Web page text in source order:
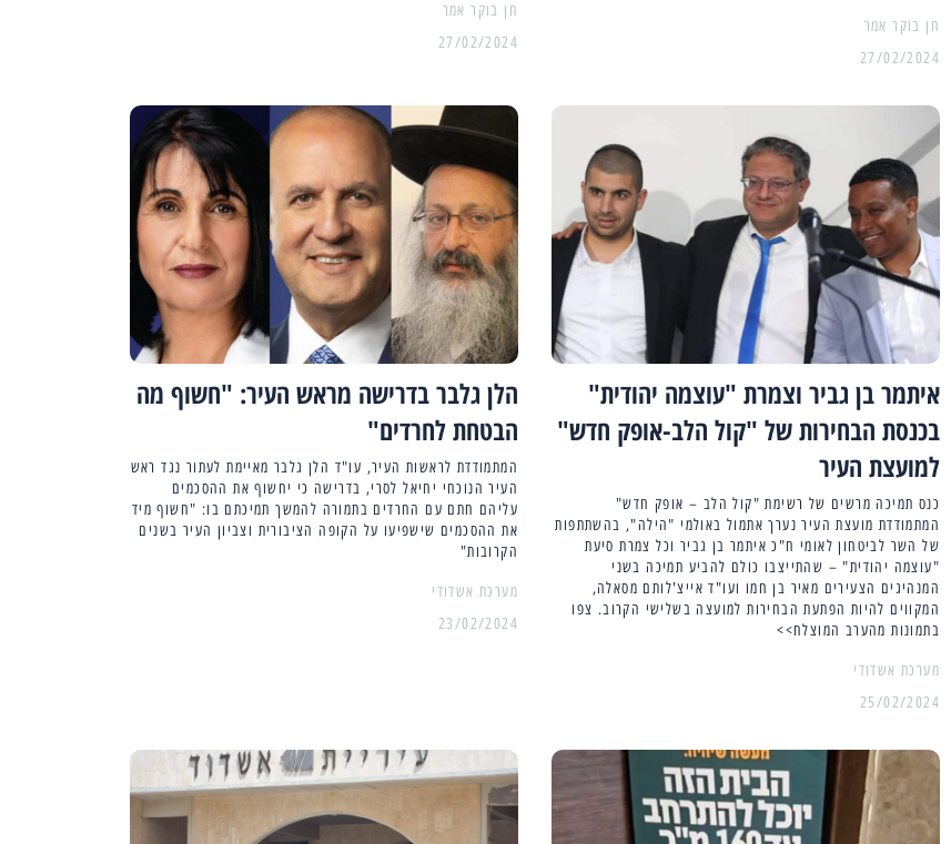
27/02/2024
27/02/2024
איתמר בן גביר וצמרת "עוצמה יהודית"
בכנסת הבחירות של "קול הלב-אופק חדש"
למועצת העיר
כנס תמיכה מרשים של רשימת "קול הלב – אופק חדש"
המתמודדת מועצת העיר נערך אתמול באולמי "הילה", בהשתתפות
של השר לביטחון לאומי ח"כ איתמר בן גביר וכל צמרת סיעת
"עוצמה יהודית" – שהתייצבו כולם להביע תמיכה בשני
המנהיגים הצעירים מאיר בן חמו ועו"ד אייצ'לותם מסאלה,
המקווים להיות הפתעת הבחירות למועצה בשלישי הקרוב. צפו
בתמונות מהערב המוצלח>>
מערכת אשדודי
25/02/2024
הלן גלבר בדרישה מראש העיר: "חשוף מה
הבטחת לחרדים"
המתמודדת לראשות העיר, עו"ד הלן גלבר מאיימת לעתור נגד ראש
העיר הנוכחי יחיאל לסרי, בדרישה כי יחשוף את ההסכמים
עליהם חתם עם החרדים בתמורה להמשך תמיכתם בו: "חשוף מיד
את ההסכמים שישפיעו על הקופה הציבורית וצביון העיר בשנים
הקרובות"
מערכת אשדודי
23/02/2024